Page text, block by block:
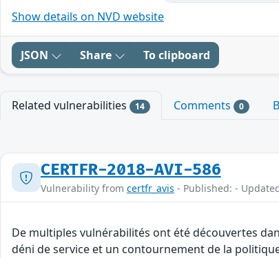
Show details on NVD website
JSON Share To clipboard
Related vulnerabilities 14 Comments 0
CERTFR-2018-AVI-586
Vulnerability from certfr_avis - Published: -
De multiples vulnérabilités ont été découvertes
déni de service et un contournement de la